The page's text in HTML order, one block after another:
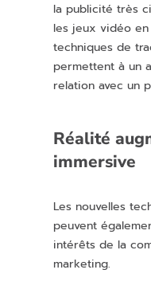
la publicité très
les jeux vidéo
techniques de
permettent à un
relation avec un
Réalité
immersive
Les nouvelles
peuvent
intérêts de la
marketing.